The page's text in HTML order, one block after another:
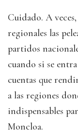
Cuidado. A
regionales las
partidos
cuando si se
cuentas que
a las regiones
indispensables
Moncloa.